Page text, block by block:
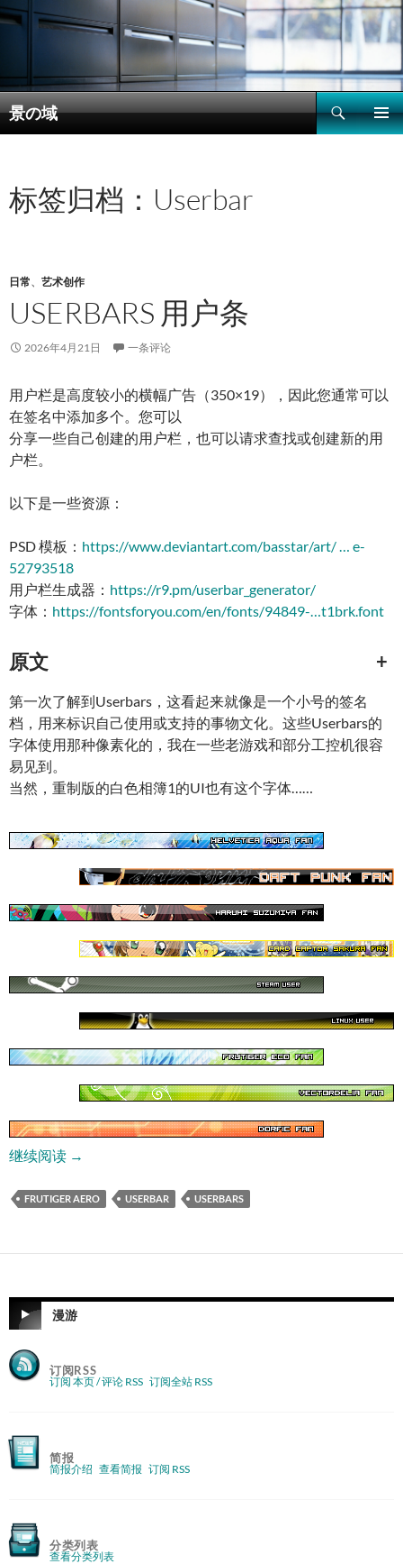
景の域
搜
索
文
标签归档：Userbar
日常、 艺术创作
USERBARS 用户条
2026年4月21日 一条评论
用户栏是高度较小的横幅广告（350×19），因此您通常可以
在签名中添加多个。您可以
分享一些自己创建的用户栏，也可以请求查找或创建新的用
户栏。
以下是一些资源：
PSD 模板： https://www.deviantart.com/basstar/art/ … e-
52793518
用户栏生成器： https://r9.pm/userbar_generator/
字体： https://fontsforyou.com/en/fonts/94849-…t1brk.font
原文 +
第一次了解到Userbars，这看起来就像是一个小号的签名
档，用来标识自己使用或支持的事物文化。这些Userbars的
字体使用那种像素化的，我在一些老游戏和部分工控机很容
易见到。
当然，重制版的白色相簿1的UI也有这个字体……
继续阅读Userbars 用户条
→
FRUTIGER AERO USERBAR USERBARS
漫游
订阅RSS
订阅 本页 / 评论 RSS 订阅全站 RSS
简报
简报介绍 查看简报 订阅 RSS
分类列表
查看分类列表